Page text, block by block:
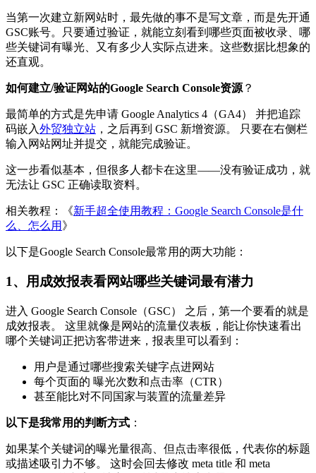
当第一次建立新网站时，最先做的事不是写文章，而是先开通
GSC账号。只要通过验证，就能立刻看到哪些页面被收录、哪
些关键词有曝光、又有多少人实际点进来。这些数据比想象的
还直观。
如何建立/验证网站的Google Search Console资源 ？
最简单的方式是先申请 Google Analytics 4（GA4） 并把追踪
码嵌入外贸独立站 ，之后再到 GSC 新增资源。 只要在右侧栏
输入网站网址并提交，就能完成验证。
这一步看似基本，但很多人都卡在这里——没有验证成功，就
无法让 GSC 正确读取资料。
相关教程：《新手超全使用教程：Google Search Console是什
么、怎么用 》
以下是Google Search Console最常用的两大功能：
1、用成效报表看网站哪些关键词最有潜力
进入 Google Search Console（GSC） 之后，第一个要看的就是
成效报表。 这里就像是网站的流量仪表板，能让你快速看出
哪个关键词正把访客带进来，报表里可以看到：
用户是通过哪些搜索关键字点进网站
每个页面的 曝光次数和点击率（CTR）
甚至能比对不同国家与装置的流量差异
以下是我常用的判断方式 ：
如果某个关键词的曝光量很高、但点击率很低，代表你的标题
或描述吸引力不够。 这时会回去修改 meta title 和 meta